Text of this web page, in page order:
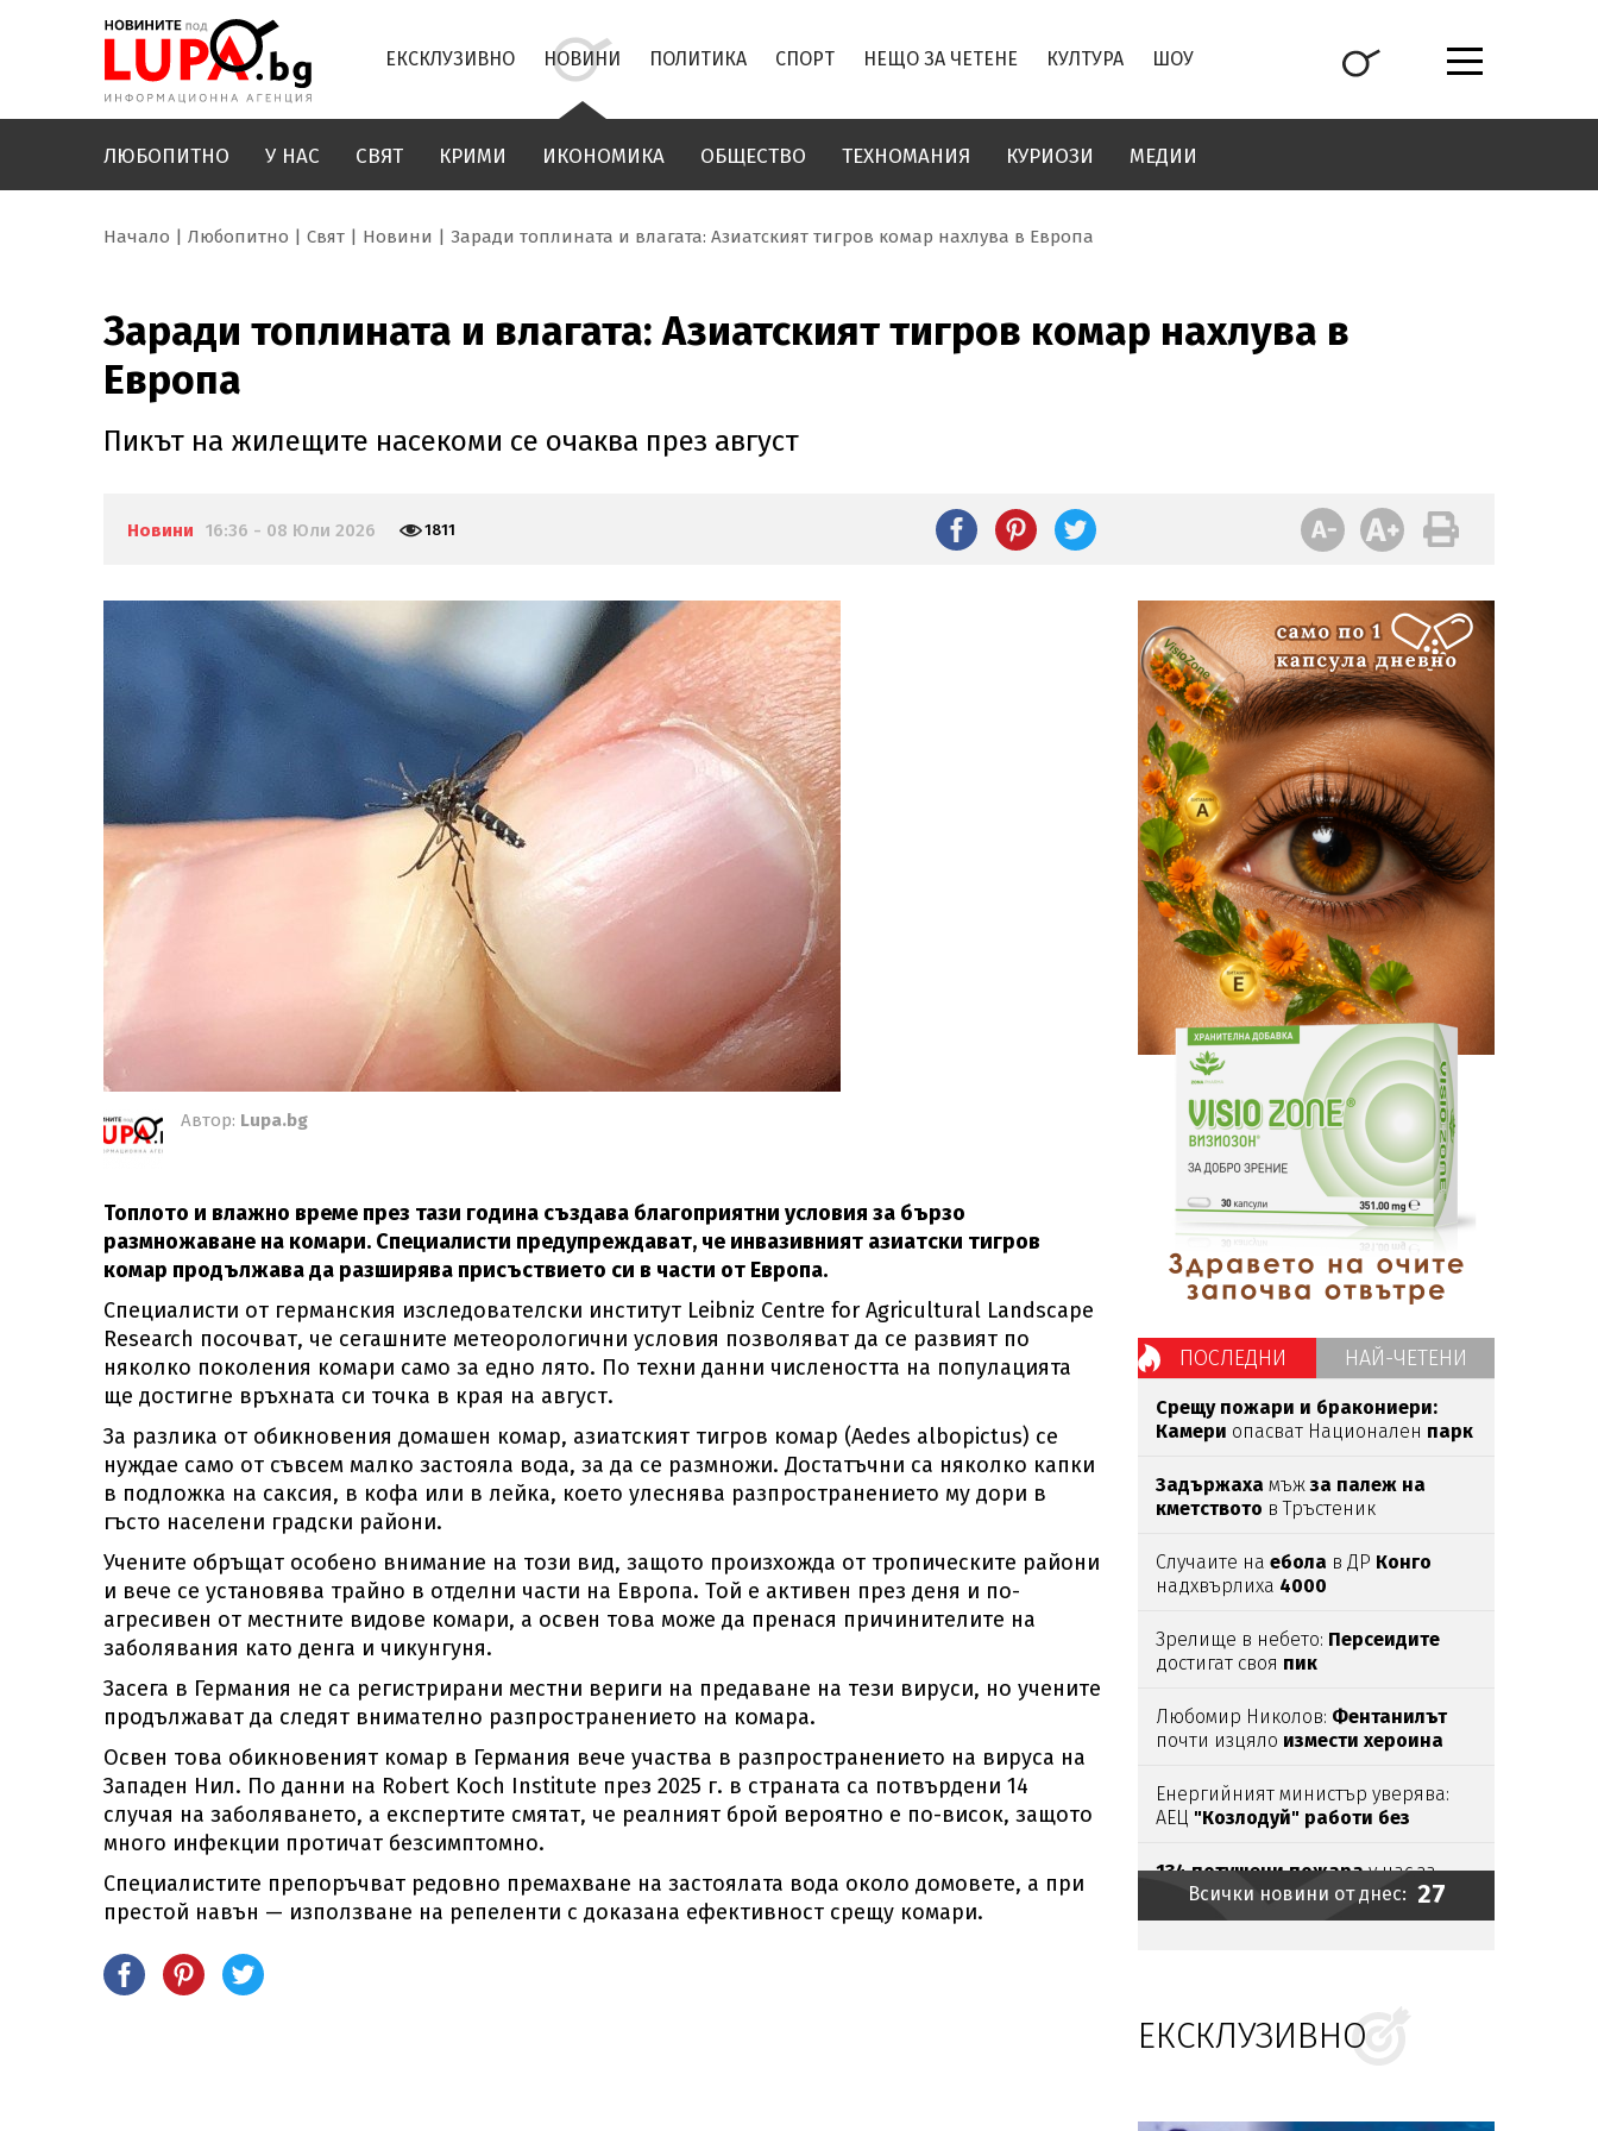
ЕКСКЛУЗИВНО НОВИНИ ПОЛИТИКА СПОРТ НЕЩО ЗА ЧЕТЕНЕ КУЛТУРА ШОУ
ЛЮБОПИТНО У НАС СВЯТ КРИМИ ИКОНОМИКА ОБЩЕСТВО ТЕХНОМАНИЯ КУРИОЗИ МЕДИИ
Начало Любопитно Свят Новини Заради топлината и влагата: Азиатският тигров комар нахлува в Европа
Заради топлината и влагата: Азиатският тигров комар нахлува в
Европа
Пикът на жилещите насекоми се очаква през август
Новини 16:36 - 08 Юли 2026 1811
Автор: Lupa.bg
Топлото и влажно време през тази година създава благоприятни условия за бързо
размножаване на комари. Специалисти предупреждават, че инвазивният азиатски тигров
комар продължава да разширява присъствието си в части от Европа.
Специалисти от германския изследователски институт Leibniz Centre for Agricultural Landscape
Research посочват, че сегашните метеорологични условия позволяват да се развият по
няколко поколения комари само за едно лято. По техни данни числеността на популацията
ще достигне връхната си точка в края на август.
За разлика от обикновения домашен комар, азиатският тигров комар (Aedes albopictus) се
нуждае само от съвсем малко застояла вода, за да се размножи. Достатъчни са няколко капки
в подложка на саксия, в кофа или в лейка, което улеснява разпространението му дори в
гъсто населени градски райони.
Учените обръщат особено внимание на този вид, защото произхожда от тропическите райони
и вече се установява трайно в отделни части на Европа. Той е активен през деня и по-
агресивен от местните видове комари, а освен това може да пренася причинителите на
заболявания като денга и чикунгуня.
Засега в Германия не са регистрирани местни вериги на предаване на тези вируси, но учените
продължават да следят внимателно разпространението на комара.
Освен това обикновеният комар в Германия вече участва в разпространението на вируса на
Западен Нил. По данни на Robert Koch Institute през 2025 г. в страната са потвърдени 14
случая на заболяването, а експертите смятат, че реалният брой вероятно е по-висок, защото
много инфекции протичат безсимптомно.
Специалистите препоръчват редовно премахване на застоялата вода около домовете, а при
престой навън — използване на репеленти с доказана ефективност срещу комари.
ПОСЛЕДНИ НАЙ-ЧЕТЕНИ
Срещу пожари и бракониери:
Камери опасват Национален парк
Задържаха мъжза палеж на
кметството в Тръстеник
Случаите на ебола в ДР Конго
надхвърлиха 4000
Зрелище в небето: Персеидите
достигат своя пик
Любомир Николов: Фентанилът
почти изцяло измести хероина
Енергийният министър уверява:
АЕЦ "Козлодуй" работи без
134 потушени пожарау нас за
денонощие сдвама пострадали
Червено ферари се натресе
мантинела на пътя Варна-Бургас
Всички новини от днес: 27
ЕКСКЛУЗИВНО